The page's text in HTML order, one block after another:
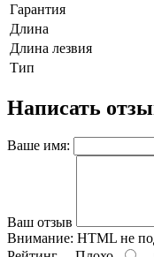
Гарантия
Длина
Длина лезвия
Тип
Написать
Ваше имя:
Ваш отзыв
Внимание: HTML не